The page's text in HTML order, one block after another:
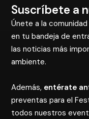
Suscríbete a
Únete a la
en tu bandeja de
las noticias más
ambiente.
Además, entérate
preventas para el
todos nuestros